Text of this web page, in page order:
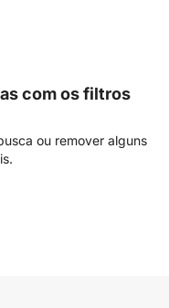
com os filtros
ou remover alguns